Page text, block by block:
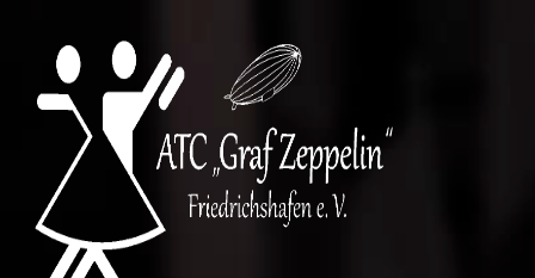
ATC Graf Zeppelin FN